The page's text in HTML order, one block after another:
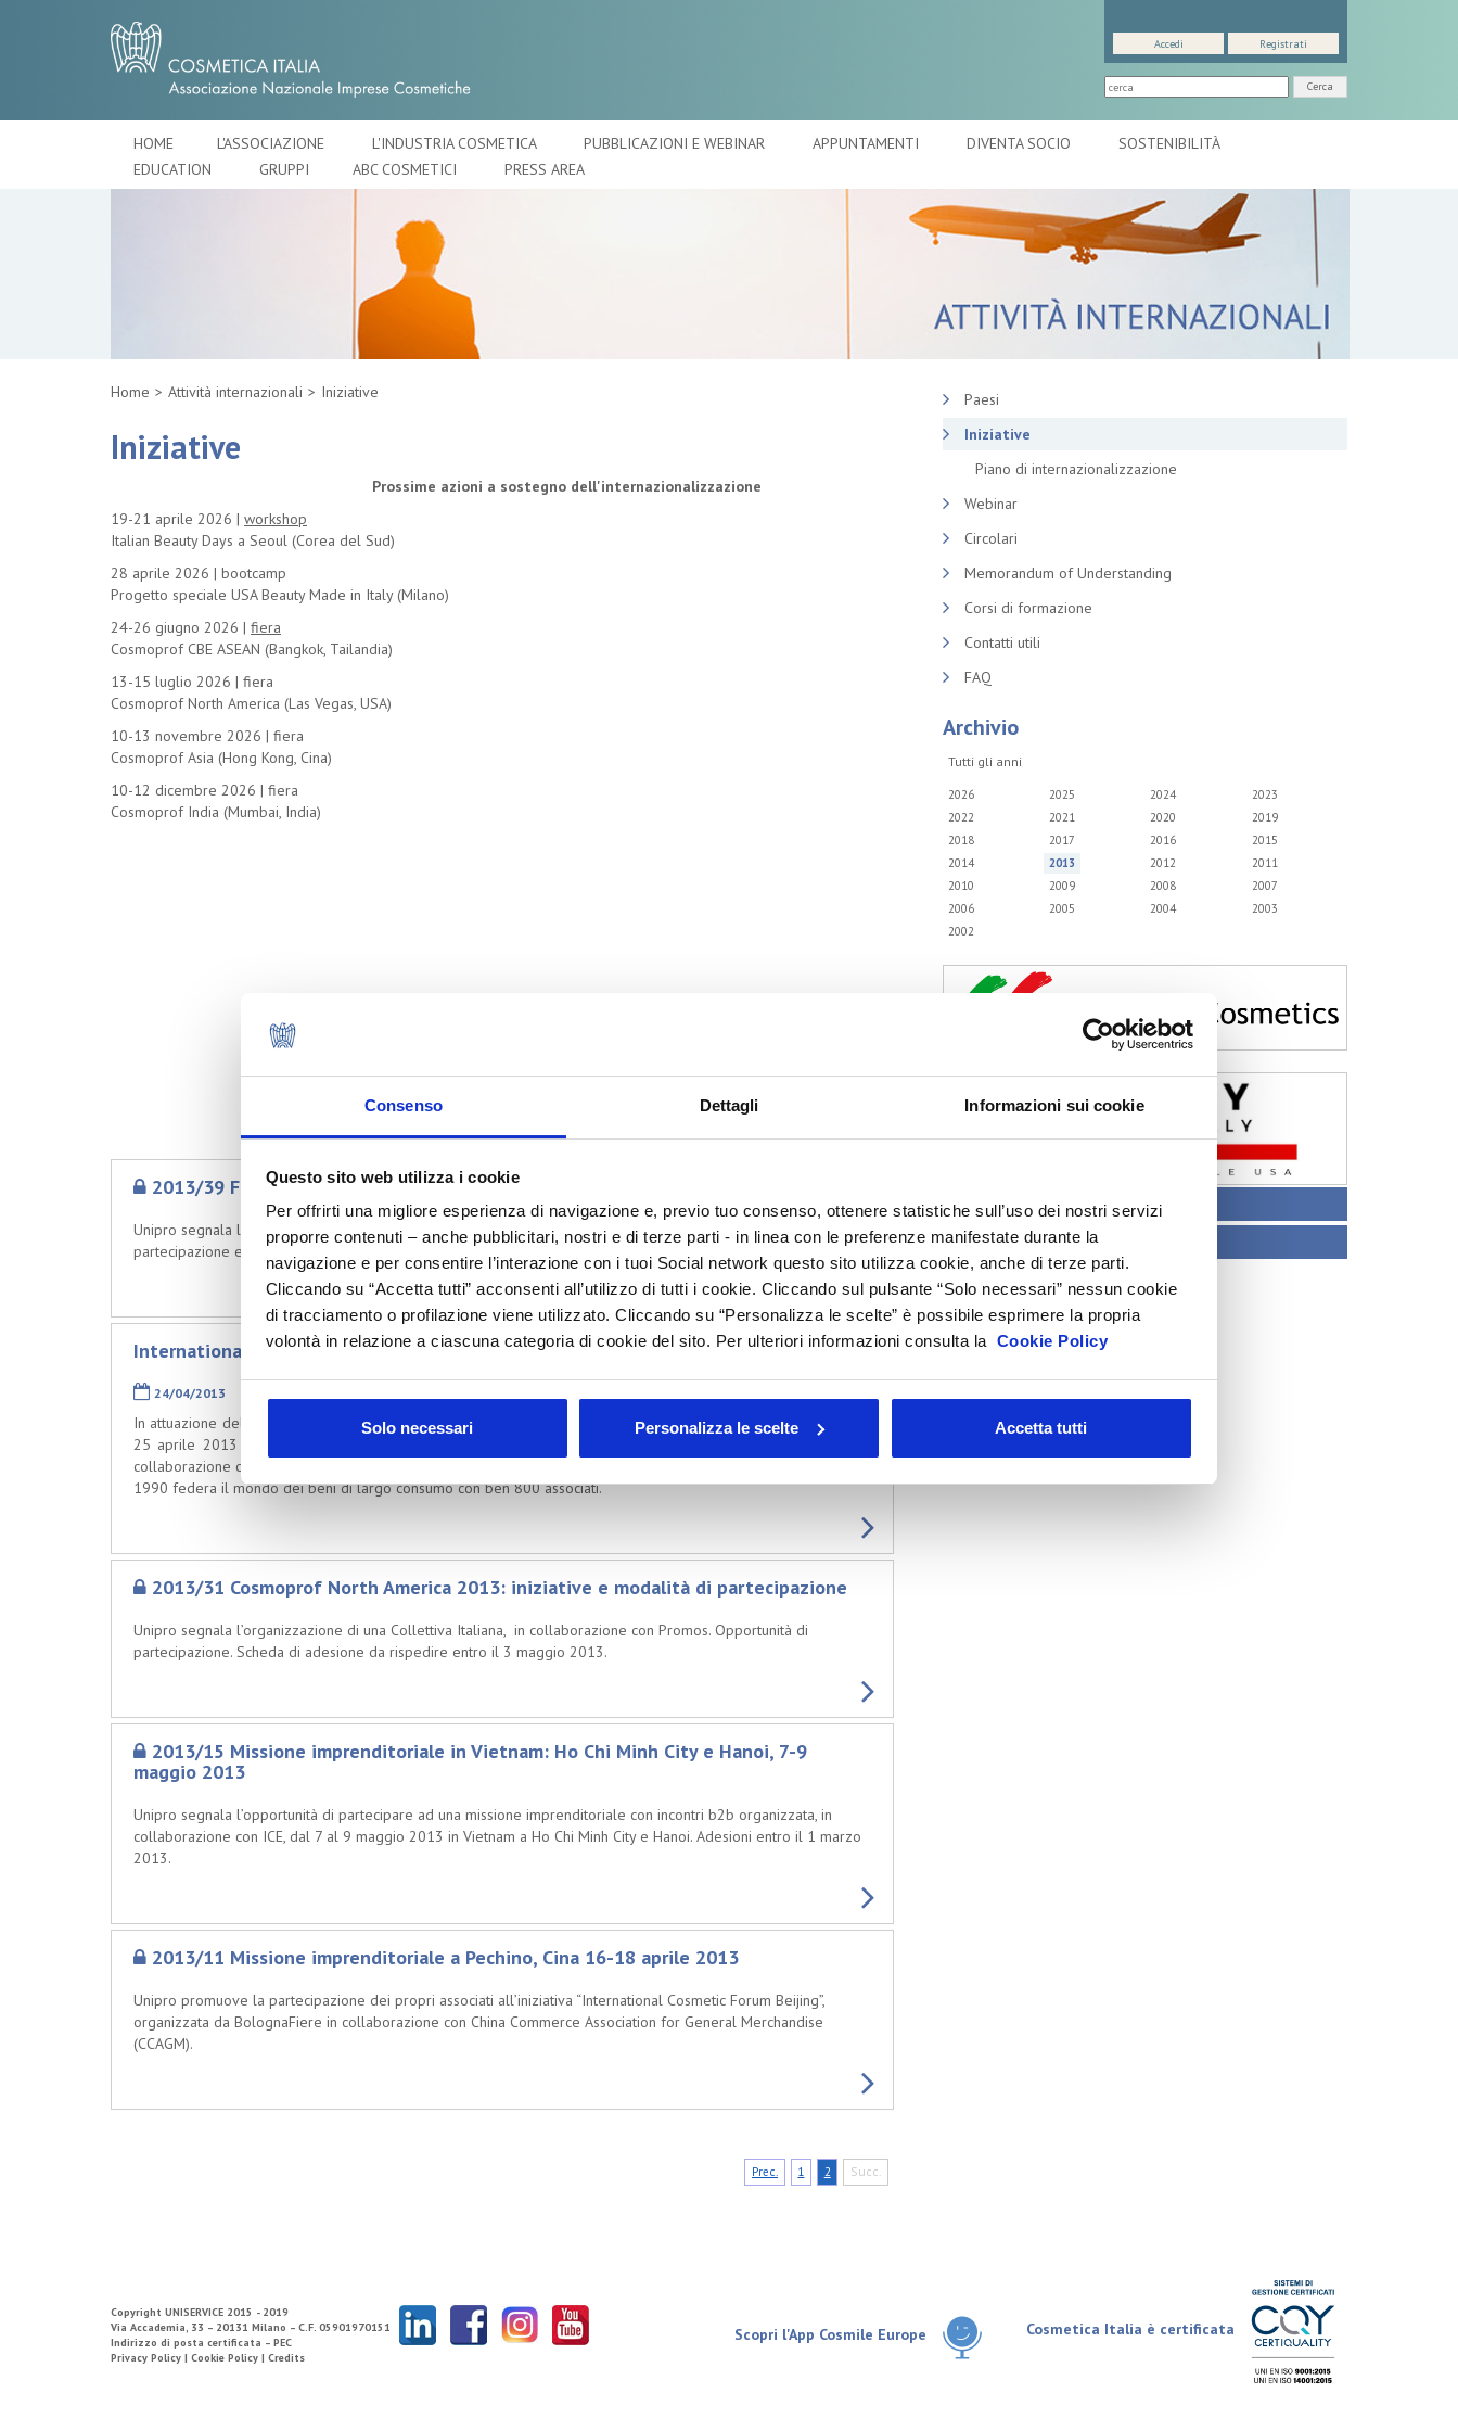
Consenso Dettagli Informazioni sui cookie
Questo sito web utilizza i cookie
Per offrirti una migliore esperienza di navigazione e, previo tuo consenso, ottenere statistiche sull’uso dei nostri servizi
proporre contenuti – anche pubblicitari, nostri e di terze parti - in linea con le preferenze manifestate durante la
navigazione e per consentire l’interazione con i tuoi Social network questo sito utilizza cookie, anche di terze parti.
Cliccando su “Accetta tutti” acconsenti all’utilizzo di tutti i cookie. Cliccando sul pulsante “Solo necessari” nessun cookie
di tracciamento o profilazione viene utilizzato. Cliccando su “Personalizza le scelte” è possibile esprimere la propria
volontà in relazione a ciascuna categoria di cookie del sito. Per ulteriori informazioni consulta la Cookie Policy
Solo necessari Personalizza le scelte Accetta tutti
Cerca
Accedi Registrati
HOME L'ASSOCIAZIONE L'INDUSTRIA COSMETICA PUBBLICAZIONI E WEBINAR APPUNTAMENTI DIVENTA SOCIO
SOSTENIBILITÀ
EDUCATION
GRUPPI ABC COSMETICI PRESS AREA
Home Attività internazionali Iniziative
Iniziative
Prossime azioni a sostegno dell'internazionalizzazione
19-21 aprile 2026 | workshop
Italian Beauty Days a Seoul (Corea del Sud)
28 aprile 2026 | bootcamp
Progetto speciale USA Beauty Made in Italy (Milano)
24-26 giugno 2026 | fiera
Cosmoprof CBE ASEAN (Bangkok, Tailandia)
13-15 luglio 2026 | fiera
Cosmoprof North America (Las Vegas, USA)
10-13 novembre 2026 | fiera
Cosmoprof Asia (Hong Kong, Cina)
10-12 dicembre 2026 | fiera
Cosmoprof India (Mumbai, India)
2013/39 Fiera COSMOPROF ASIA 2013: iniziative e modalità di partecipazione
Unipro segnala l’organizzazione, in collaborazione con Promos, di una Collettiva Italia. Opportunità di
partecipazione e agevolazioni economiche per le PMI lombarde. Adesioni entro il 15 luglio 2013.
International Cosmetic Forum Beijing - 2013
24/04/2013
In attuazione del rinnovato accordo di collaborazione con BolognaFiere/So.ge.cos, Unipro ha partecipato, il 24 e
25 aprile 2013 a Pechino, all'iniziativa "International Cosmetic Forum Beijing", organizzata da BolognaFiere in
collaborazione con China Commerce Association for General Merchandise (CCAGM), l'associazione cinese che dal
1990 federa il mondo dei beni di largo consumo con ben 800 associati.
2013/31 Cosmoprof North America 2013: iniziative e modalità di partecipazione
Unipro segnala l’organizzazione di una Collettiva Italiana, in collaborazione con Promos. Opportunità di
partecipazione. Scheda di adesione da rispedire entro il 3 maggio 2013.
2013/15 Missione imprenditoriale in Vietnam: Ho Chi Minh City e Hanoi, 7-9
maggio 2013
Unipro segnala l’opportunità di partecipare ad una missione imprenditoriale con incontri b2b organizzata, in
collaborazione con ICE, dal 7 al 9 maggio 2013 in Vietnam a Ho Chi Minh City e Hanoi. Adesioni entro il 1 marzo
2013.
2013/11 Missione imprenditoriale a Pechino, Cina 16-18 aprile 2013
Unipro promuove la partecipazione dei propri associati all’iniziativa “International Cosmetic Forum Beijing”,
organizzata da BolognaFiere in collaborazione con China Commerce Association for General Merchandise
(CCAGM).
Prec. 1 2 Succ.
Paesi
Iniziative
Piano di internazionalizzazione
Webinar
Circolari
Memorandum of Understanding
Corsi di formazione
Contatti utili
FAQ
Archivio
Tutti gli anni
2026 2025 2024
2023
2022
2021 2020
2019
2018
2017 2016
2015
2014
2013 2012
2011
2010
2009 2008
2007
2006
2005 2004
2003
2002
CENTRO STUDI
TECNICO REGOLATORIO
Copyright UNISERVICE 2015 - 2019
Via Accademia, 33 – 20131 Milano – C.F. 05901970151
Indirizzo di posta certificata – PEC
Privacy Policy | Cookie Policy | Credits
Cosmetica Italia è certificata
Scopri l'App Cosmile Europe